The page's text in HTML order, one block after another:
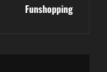
Funshopping